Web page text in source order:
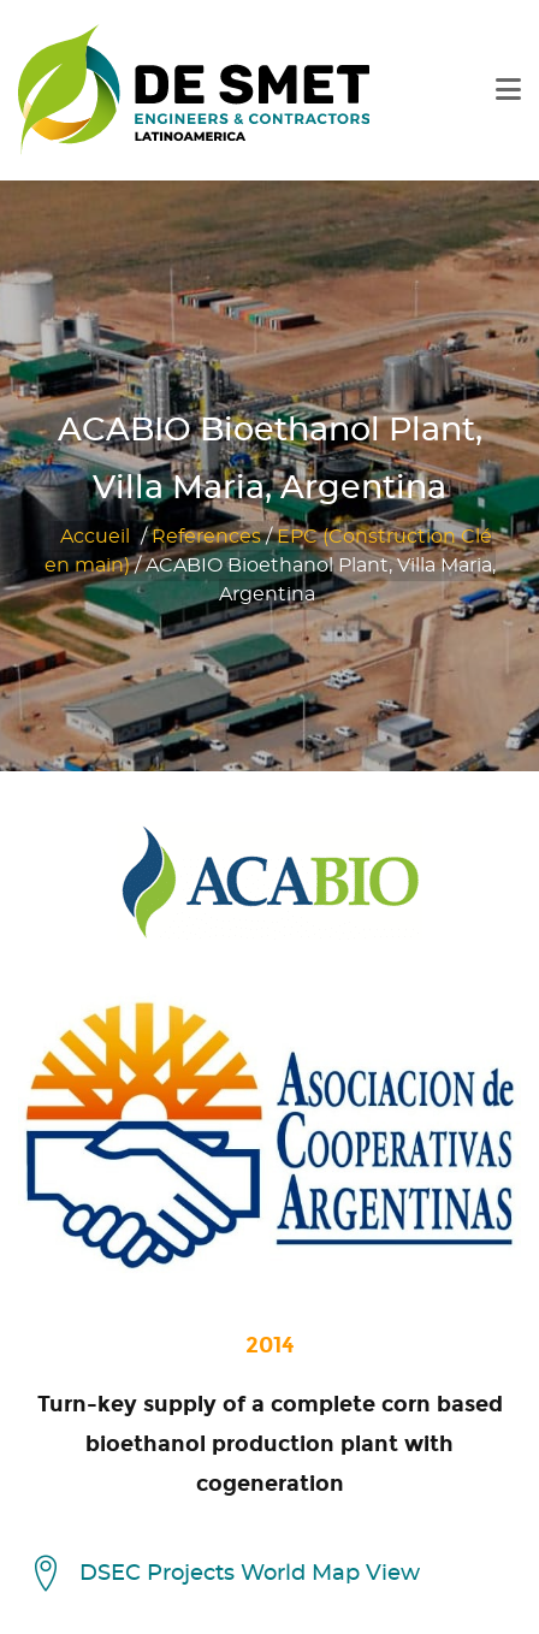
ACABIO Bioethanol Plant,
Villa Maria, Argentina
Accueil /References/EPC (Construction Clé
en main)/ACABIO Bioethanol Plant, Villa Maria,
Argentina
2014
Turn-key supply of a complete corn based
bioethanol production plant with
cogeneration
DSEC Projects World Map View